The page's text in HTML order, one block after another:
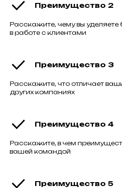
Преимущество 2
Расскажите, чему вы уделяете
в работе с клиентами
Преимущество 3
Расскажите, что отличает
других компаниях
Преимущество 4
Расскажите, в чем
вашей командой
Преимущество 5